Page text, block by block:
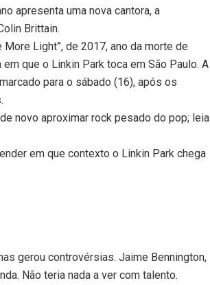
apresenta uma nova cantora, a
Brittain.
Light”, de 2017, ano da morte de
que o Linkin Park toca em São Paulo. A
para o sábado (16), após os
novo aproximar rock pesado do pop; leia
em que contexto o Linkin Park chega
gerou controvérsias. Jaime Bennington,
Não teria nada a ver com talento.